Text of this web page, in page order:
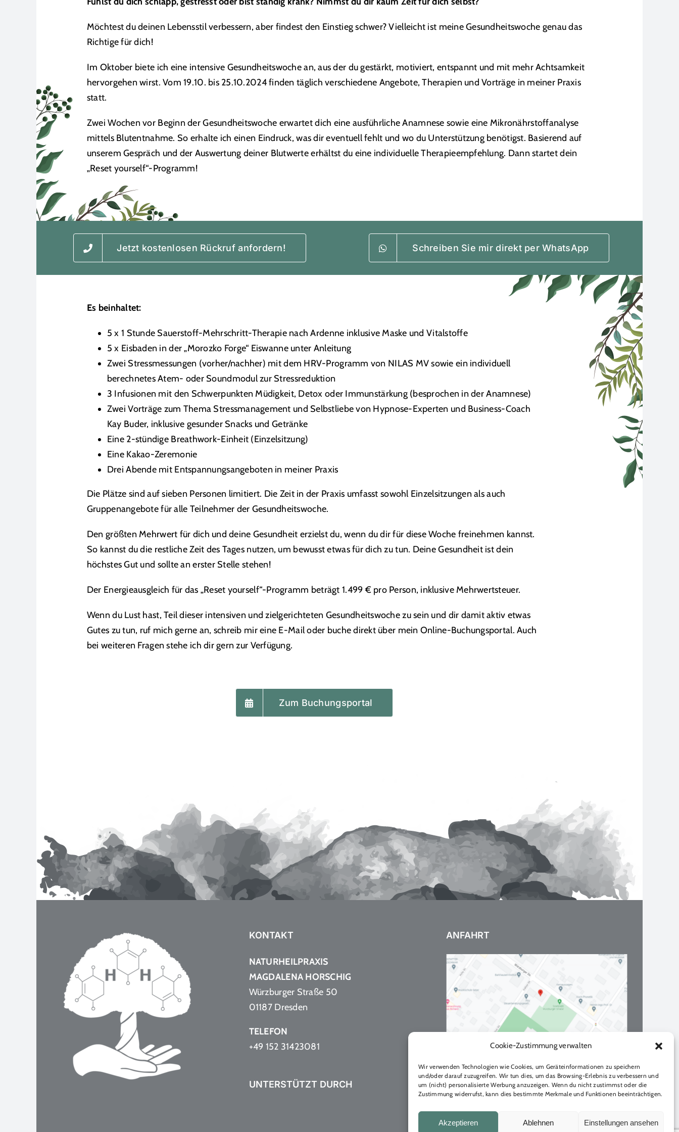
Cookie-Zustimmung verwalten
Wir verwenden Technologien wie Cookies, um Geräteinformationen zu speichern
und/oder darauf zuzugreifen. Wir tun dies, um das Browsing-Erlebnis zu verbessern und
um (nicht) personalisierte Werbung anzuzeigen. Wenn du nicht zustimmst oder die
Zustimmung widerrufst, kann dies bestimmte Merkmale und Funktionen beeinträchtigen.
Akzeptieren Ablehnen Einstellungen ansehen
Möchtest du deinen Lebensstil verbessern, aber findest den Einstieg schwer? Vielleicht ist meine Gesundheitswoche genau das
Richtige für dich!
Im Oktober biete ich eine intensive Gesundheitswoche an, aus der du gestärkt, motiviert, entspannt und mit mehr Achtsamkeit
hervorgehen wirst. Vom 19.10. bis 25.10.2024 finden täglich verschiedene Angebote, Therapien und Vorträge in meiner Praxis
statt.
Zwei Wochen vor Beginn der Gesundheitswoche erwartet dich eine ausführliche Anamnese sowie eine Mikronährstoffanalyse
mittels Blutentnahme. So erhalte ich einen Eindruck, was dir eventuell fehlt und wo du Unterstützung benötigst. Basierend auf
unserem Gespräch und der Auswertung deiner Blutwerte erhältst du eine individuelle Therapieempfehlung. Dann startet dein
„Reset yourself“-Programm!
Jetzt kostenlosen Rückruf anfordern! Schreiben Sie mir direkt per WhatsApp
Es beinhaltet:
5 x 1 Stunde Sauerstoff-Mehrschritt-Therapie nach Ardenne inklusive Maske und Vitalstoffe
5 x Eisbaden in der „Morozko Forge“ Eiswanne unter Anleitung
Zwei Stressmessungen (vorher/nachher) mit dem HRV-Programm von NILAS MV sowie ein individuell
berechnetes Atem- oder Soundmodul zur Stressreduktion
3 Infusionen mit den Schwerpunkten Müdigkeit, Detox oder Immunstärkung (besprochen in der Anamnese)
Zwei Vorträge zum Thema Stressmanagement und Selbstliebe von Hypnose-Experten und Business-Coach
Kay Buder, inklusive gesunder Snacks und Getränke
Eine 2-stündige Breathwork-Einheit (Einzelsitzung)
Eine Kakao-Zeremonie
Drei Abende mit Entspannungsangeboten in meiner Praxis
Die Plätze sind auf sieben Personen limitiert. Die Zeit in der Praxis umfasst sowohl Einzelsitzungen als auch
Gruppenangebote für alle Teilnehmer der Gesundheitswoche.
Den größten Mehrwert für dich und deine Gesundheit erzielst du, wenn du dir für diese Woche freinehmen kannst.
So kannst du die restliche Zeit des Tages nutzen, um bewusst etwas für dich zu tun. Deine Gesundheit ist dein
höchstes Gut und sollte an erster Stelle stehen!
Der Energieausgleich für das „Reset yourself“-Programm beträgt 1.499 € pro Person, inklusive Mehrwertsteuer.
Wenn du Lust hast, Teil dieser intensiven und zielgerichteten Gesundheitswoche zu sein und dir damit aktiv etwas
Gutes zu tun, ruf mich gerne an, schreib mir eine E-Mail oder buche direkt über mein Online-Buchungsportal. Auch
bei weiteren Fragen stehe ich dir gern zur Verfügung.
Zum Buchungsportal
KONTAKT
NATURHEILPRAXIS
MAGDALENA HORSCHIG
Würzburger Straße 50
01187 Dresden
TELEFON
+49 152 31423081
UNTERSTÜTZT DURCH
ANFAHRT